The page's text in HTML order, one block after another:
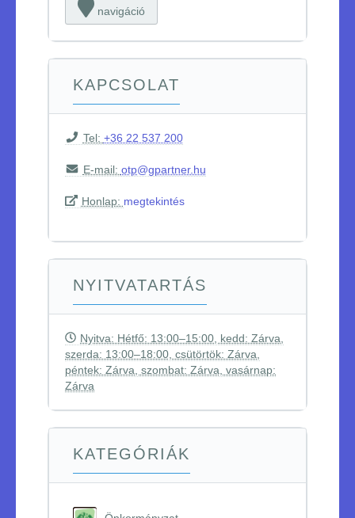
navigáció
KAPCSOLAT
Tel: +36 22 537 200
E-mail: otp@gpartner.hu
Honlap: megtekintés
NYITVATARTÁS
Nyitva: Hétfő: 13:00–15:00, kedd: Zárva,
szerda: 13:00–18:00, csütörtök: Zárva,
péntek: Zárva, szombat: Zárva, vasárnap:
Zárva
KATEGÓRIÁK